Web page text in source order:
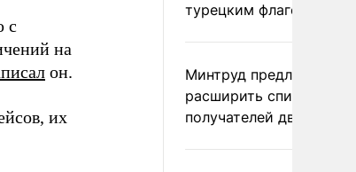
с
на
он.
их
турецким флагом
Минтруд предложил
расширить список
получателей двух